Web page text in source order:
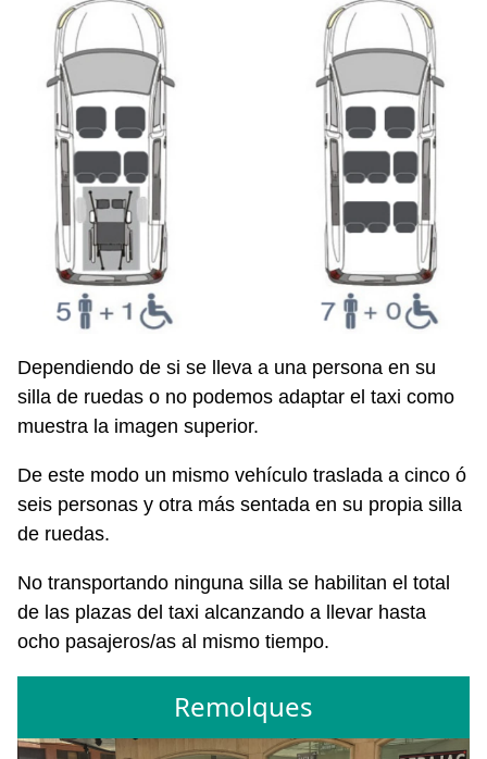
Dependiendo de si se lleva a una persona en su
silla de ruedas o no podemos adaptar el taxi como
muestra la imagen superior.
De este modo un mismo vehículo traslada a cinco ó
seis personas y otra más sentada en su propia silla
de ruedas.
No transportando ninguna silla se habilitan el total
de las plazas del taxi alcanzando a llevar hasta
ocho pasajeros/as al mismo tiempo.
Remolques